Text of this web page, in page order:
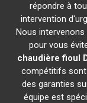
répondre à
intervention
Nous
pour vous
chaudière fioul
compétitifs
des garanties
équipe est